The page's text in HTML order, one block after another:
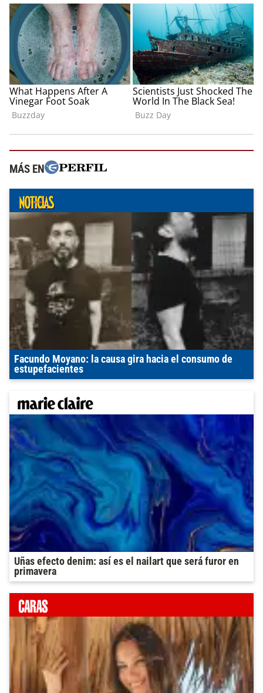
MÁS EN
Facundo Moyano: la causa gira hacia el consumo de
estupefacientes
Uñas efecto denim: así es el nailart que será furor en
primavera